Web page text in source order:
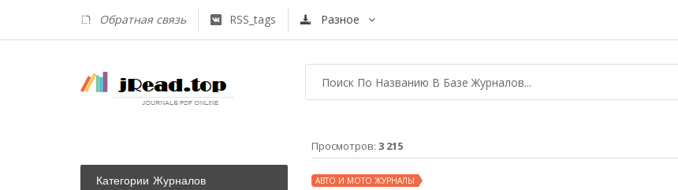
Обратная связь RSS_tags Разное
Категории Журналов
Просмотров: 3 215
АВТО И МОТО ЖУРНАЛЫ